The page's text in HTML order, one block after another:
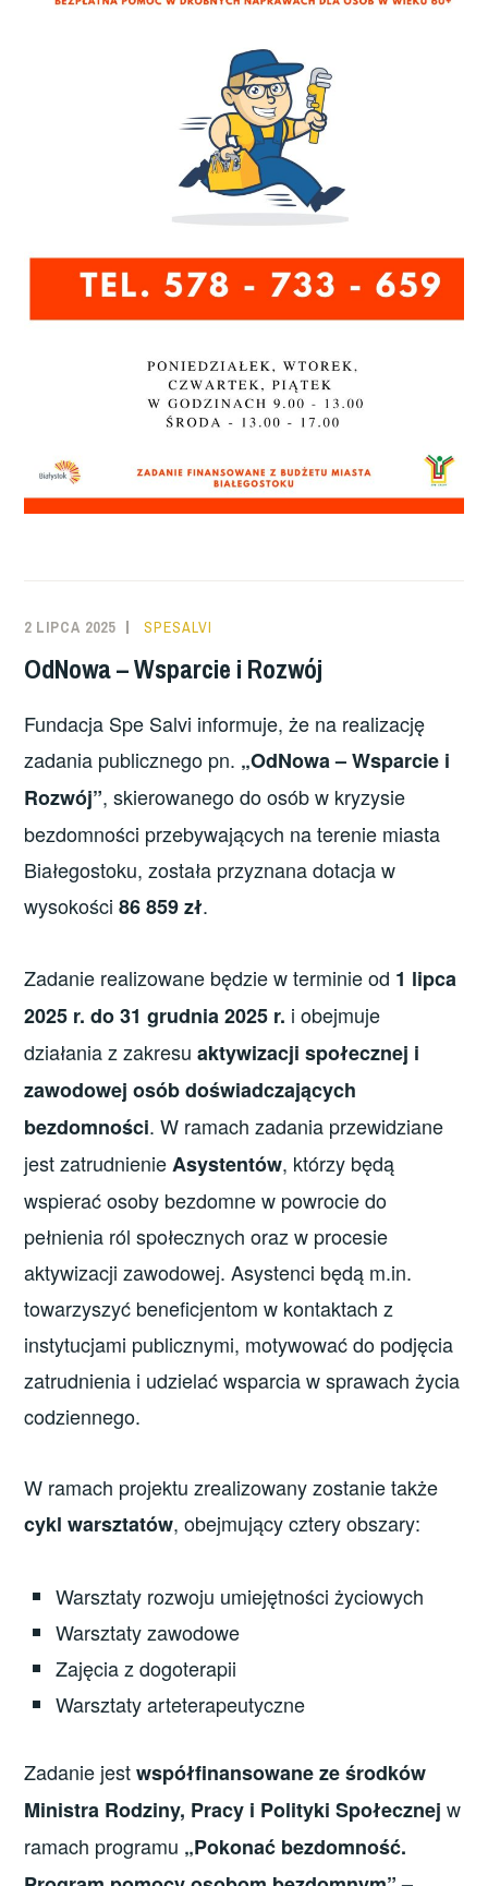
2 LIPCA 2025 SPESALVI
OdNowa – Wsparcie i Rozwój
Fundacja Spe Salvi informuje, że na realizację
zadania publicznego pn. „OdNowa – Wsparcie i
Rozwój”, skierowanego do osób w kryzysie
bezdomności przebywających na terenie miasta
Białegostoku, została przyznana dotacja w
wysokości86 859 zł.
Zadanie realizowane będzie w terminie od 1 lipca
2025 r. do 31 grudnia 2025 r. i obejmuje
działania z zakresuaktywizacji społecznej i
zawodowej osób doświadczających
bezdomności. W ramach zadania przewidziane
jest zatrudnienie Asystentów, którzy będą
wspierać osoby bezdomne w powrocie do
pełnienia ról społecznych oraz w procesie
aktywizacji zawodowej. Asystenci będą m.in.
towarzyszyć beneficjentom w kontaktach z
instytucjami publicznymi, motywować do podjęcia
zatrudnienia i udzielać wsparcia w sprawach życia
codziennego.
W ramach projektu zrealizowany zostanie także
cykl warsztatów, obejmujący cztery obszary:
Warsztaty rozwoju umiejętności życiowych
Warsztaty zawodowe
Zajęcia z dogoterapii
Warsztaty arteterapeutyczne
Zadanie jestwspółfinansowane ze środków
Ministra Rodziny, Pracy i Polityki Społecznej w
ramach programu „Pokonać bezdomność.